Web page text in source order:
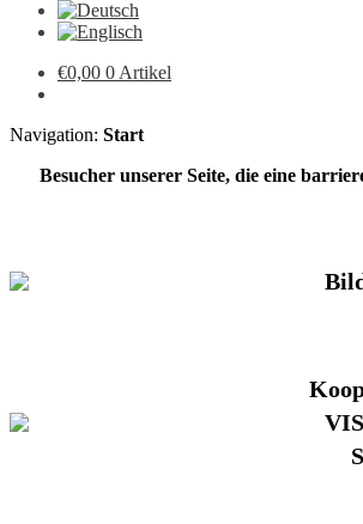
€0,00 0 Artikel
Navigation: Start
Besucher unserer Seite, die eine